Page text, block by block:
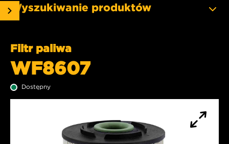
Wyszukiwanie produktów
Filtr paliwa
WF8607
Dostępny